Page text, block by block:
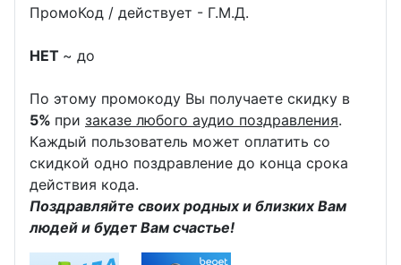
ПромоКод / действует - Г.М.Д.
НЕТ ~ до
По этому промокоду Вы получаете скидку в
5% при заказе любого аудио поздравления.
Каждый пользователь может оплатить со
скидкой одно поздравление до конца срока
действия кода.
Поздравляйте своих родных и близких Вам
людей и будет Вам счастье!